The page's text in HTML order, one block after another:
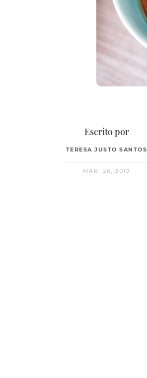
Escrito por
TERESA JUSTO SANTOS
MAR. 26, 2019